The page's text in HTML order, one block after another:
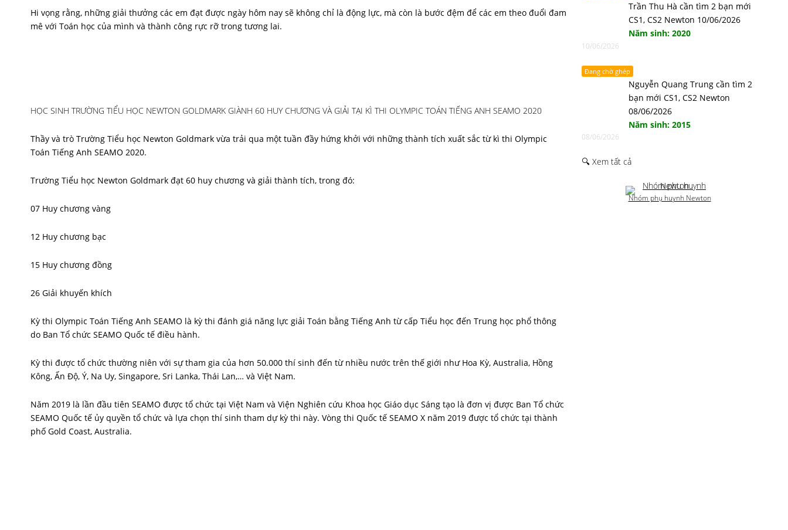
Hi vọng rằng, những giải thưởng các em đạt được ngày hôm nay sẽ không chỉ là động lực, mà còn là bước đệm để các em theo đuổi đam
mê với Toán học của mình và thành công rực rỡ trong tương lai.
HỌC SINH TRƯỜNG TIỂU HỌC NEWTON GOLDMARK GIÀNH 60 HUY CHƯƠNG VÀ GIẢI TẠI KÌ THI OLYMPIC TOÁN TIẾNG ANH SEAMO 2020
Thầy và trò Trường Tiểu học Newton Goldmark vừa trải qua một tuần đầy hứng khởi với những thành tích xuất sắc từ kì thi Olympic
Toán Tiếng Anh SEAMO 2020.
Trường Tiểu học Newton Goldmark đạt 60 huy chương và giải thành tích, trong đó:
07 Huy chương vàng
12 Huy chương bạc
15 Huy chương đồng
26 Giải khuyến khích
Kỳ thi Olympic Toán Tiếng Anh SEAMO là kỳ thi đánh giá năng lực giải Toán bằng Tiếng Anh từ cấp Tiểu học đến Trung học phổ thông
do Ban Tổ chức SEAMO Quốc tế điều hành.
Kỳ thi được tổ chức thường niên với sự tham gia của hơn 50.000 thí sinh đến từ nhiều nước trên thế giới như Hoa Kỳ, Australia, Hồng
Kông, Ấn Độ, Ý, Na Uy, Singapore, Sri Lanka, Thái Lan,… và Việt Nam.
Năm 2019 là lần đầu tiên SEAMO được tổ chức tại Việt Nam và Viện Nghiên cứu Khoa học Giáo dục Sáng tạo là đơn vị được Ban Tổ chức
SEAMO Quốc tế ủy quyền tổ chức và lựa chọn thí sinh tham dự kỳ thi này. Vòng thi Quốc tế SEAMO X năm 2019 được tổ chức tại thành
phố Gold Coast, Australia.
Trần Thu Hà cần tìm 2 bạn mới
CS1, CS2 Newton 10/06/2026
Năm sinh: 2020
10/06/2026
Đang chờ ghép
Nguyễn Quang Trung cần tìm 2
bạn mới CS1, CS2 Newton
08/06/2026
Năm sinh: 2015
08/06/2026
🔍 Xem tất cả
Nhóm phụ huynh Newton